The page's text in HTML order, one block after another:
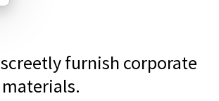
furnish corporate